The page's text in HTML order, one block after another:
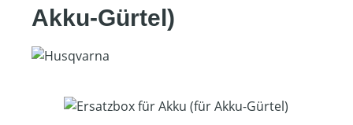
Akku-Gürtel)
Bildergalerie überspringen